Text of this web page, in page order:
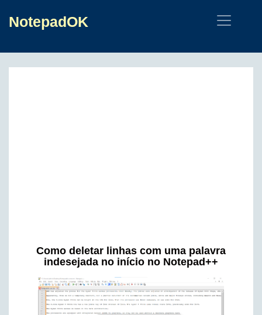
NotepadOK
Como deletar linhas com uma palavra
indesejada no início no Notepad++